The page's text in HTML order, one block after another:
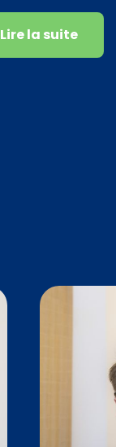
Lire la suite